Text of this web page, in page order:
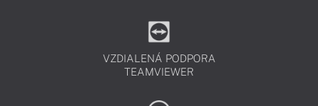
VZDIALENÁ PODPORA
TEAMVIEWER